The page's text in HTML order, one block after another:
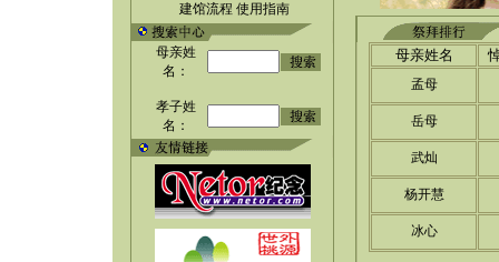
建馆流程 使用指南
母亲姓
名：
孝子姓
名：
母亲姓名
孟母
岳母
武灿
杨开慧
冰心